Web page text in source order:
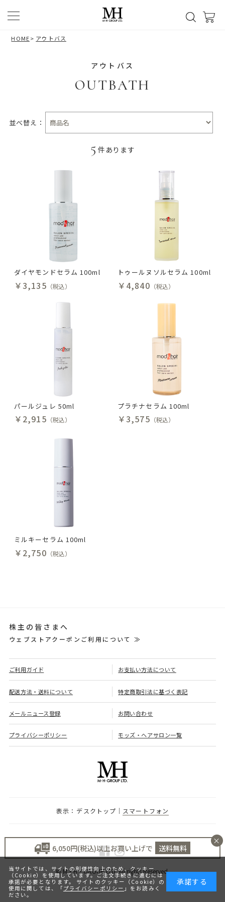
6,050円(税込)以上お買い上げで 送料無料
×
HOME> アウトバス
アウトバス
OUTBATH
並べ替え：
5 件あります
ダイヤモンドセラム 100ml
￥3,135 （税込）
トゥールヌソルセラム 100ml
￥4,840 （税込）
パールジュレ 50ml
￥2,915 （税込）
プラチナセラム 100ml
￥3,575 （税込）
ミルキーセラム 100ml
￥2,750 （税込）
株主の皆さまへ
ウェブストアクーポンご利用について ≫
ご利用ガイド お支払い方法について
配送方法・送料について 特定商取引法に基づく表記
メールニュース登録 お問い合わせ
プライバシーポリシー モッズ・ヘアサロン一覧
© M・H・GROUP LTD. All rights Reserved.
デスクトップ スマートフォン
当サイトでは、サイトの利便性向上のため、クッキー
（Cookie）を使用しています。ご注文手続きに進むには
承諾が必要となります。 サイトのクッキー（Cookie）の
使用に関しては、「プライバシーポリシー 」をお読みく
ださい。
承諾する